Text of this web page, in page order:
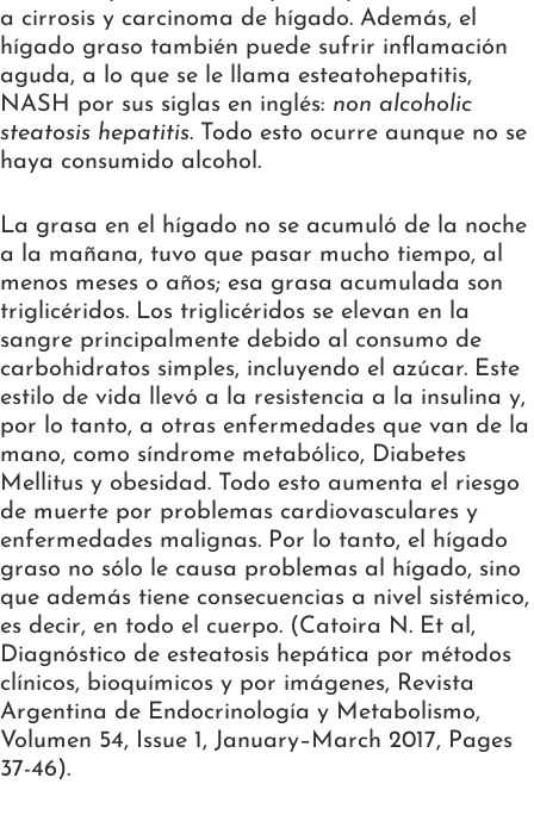
a cirrosis y carcinoma de hígado. Además, el
hígado graso también puede sufrir inflamación
aguda, a lo que se le llama esteatohepatitis,
NASH por sus siglas en inglés: non alcoholic
steatosis hepatitis. Todo esto ocurre aunque no se
haya consumido alcohol.
La grasa en el hígado no se acumuló de la noche
a la mañana, tuvo que pasar mucho tiempo, al
menos meses o años; esa grasa acumulada son
triglicéridos. Los triglicéridos se elevan en la
sangre principalmente debido al consumo de
carbohidratos simples, incluyendo el azúcar. Este
estilo de vida llevó a la resistencia a la insulina y,
por lo tanto, a otras enfermedades que van de la
mano, como síndrome metabólico, Diabetes
Mellitus y obesidad. Todo esto aumenta el riesgo
de muerte por problemas cardiovasculares y
enfermedades malignas. Por lo tanto, el hígado
graso no sólo le causa problemas al hígado, sino
que además tiene consecuencias a nivel sistémico,
es decir, en todo el cuerpo. (Catoira N. Et al,
Diagnóstico de esteatosis hepática por métodos
clínicos, bioquímicos y por imágenes, Revista
Argentina de Endocrinología y Metabolismo,
Volumen 54, Issue 1, January–March 2017, Pages
37-46).